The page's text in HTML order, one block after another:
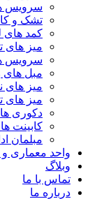
سرویس
تشک و
کمد های
میز های
سرویس
مبل های
میز های
میز های
دکوری ها
کابینت
مبلمان
واحد معماری
وبلاگ
تماس با ما
درباره ما